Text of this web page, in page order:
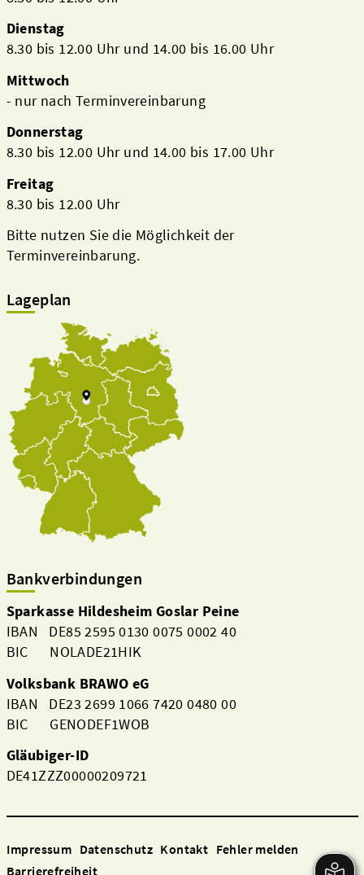
Dienstag
8.30 bis 12.00 Uhr und 14.00 bis 16.00 Uhr
Mittwoch
- nur nach Terminvereinbarung
Donnerstag
8.30 bis 12.00 Uhr und 14.00 bis 17.00 Uhr
Freitag
8.30 bis 12.00 Uhr
Bitte nutzen Sie die Möglichkeit der
Terminvereinbarung.
Lageplan
Bankverbindungen
Sparkasse Hildesheim Goslar Peine
IBAN DE85 2595 0130 0075 0002 40
BIC NOLADE21HIK
Volksbank BRAWO eG
IBAN DE23 2699 1066 7420 0480 00
BIC GENODEF1WOB
Gläubiger-ID
DE41ZZZ00000209721
Impressum Datenschutz Kontakt Fehler melden
Barrierefreiheit